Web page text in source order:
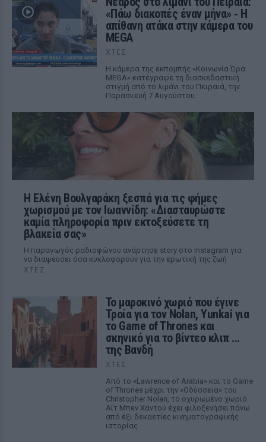
«Πάω διακοπές έναν μήνα» ‑ Η
απίθανη ατάκα στην κάμερα του
MEGA
ΧΤΕΣ
Η κάμερα της εκπομπής «Κοινωνία Ώρα
MEGA» κατέγραψε τη διασκεδαστική
στιγμή από το λιμάνι του Πειραιά, την
Παρασκευή 7 Αυγούστου.
Η Ελένη Βουλγαράκη ξεσπά για τις φήμες
χωρισμού με τον Ιωαννίδη: «Διασταυρώστε
καμία πληροφορία πριν εκτοξεύσετε τη
βλακεία σας»
Η παραγωγός ραδιοφώνου ανάρτησε story στο Instagram για
να διαψεύσει όσα κυκλοφορούν για την ερωτική της ζωή
ΧΤΕΣ
Το μαροκινό χωριό που έγινε
Τροία για τον Nolan, Yunkai για
το Game of Thrones και
σκηνικό για το βίντεο κλιπ ...
της Βανδή
ΧΤΕΣ
Από το «Lawrence of Arabia» και το Game
of Thrones μέχρι την «Οδύσσεια» του
Christopher Nolan, το οχυρωμένο χωριό
Αΐτ Μπεν Χαντού έχει φιλοξενήσει πάνω
από έξι δεκαετίες κινηματογραφικής
ιστορίας